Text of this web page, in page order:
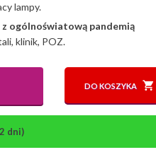
lampy.
z ogólnoświatową pandemią
klinik, POZ.
DO KOSZYKA
dni)